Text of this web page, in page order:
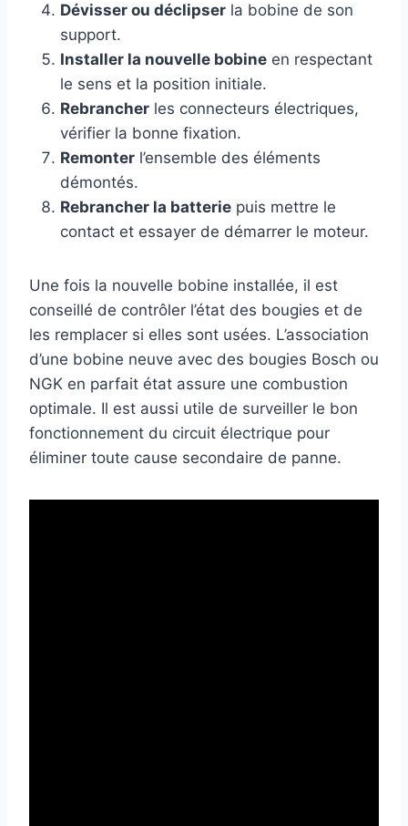
Dévisser ou déclipser la bobine de son
support.
Installer la nouvelle bobine en respectant
le sens et la position initiale.
Rebrancher les connecteurs électriques,
vérifier la bonne fixation.
Remonter l’ensemble des éléments
démontés.
Rebrancher la batterie puis mettre le
contact et essayer de démarrer le moteur.
Une fois la nouvelle bobine installée, il est
conseillé de contrôler l’état des bougies et de
les remplacer si elles sont usées. L’association
d’une bobine neuve avec des bougies Bosch ou
NGK en parfait état assure une combustion
optimale. Il est aussi utile de surveiller le bon
fonctionnement du circuit électrique pour
éliminer toute cause secondaire de panne.